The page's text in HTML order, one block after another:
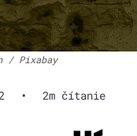
/ Pixabay
• 2m čítanie